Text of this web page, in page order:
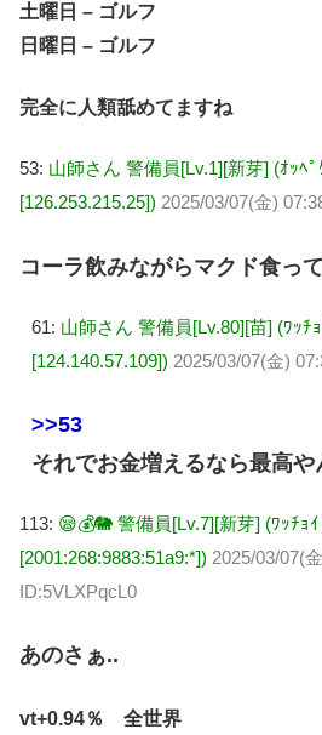
土曜日 – ゴルフ
日曜日 – ゴルフ
完全に人類舐めてますね
53: 山師さん 警備員[Lv.1][新芽] (ｵｯﾍ
[126.253.215.25]) 2025/03/07(金)
コーラ飲みながらマクド食っ
61: 山師さん 警備員[Lv.80][苗] (ﾜｯﾁ
[124.140.57.109]) 2025/03/07(金)
>>53
それでお金増えるなら最高や
113: 😪💰🐘 警備員[Lv.7][新芽] (ﾜｯﾁｮ
[2001:268:9883:51a9:*]) 2025/03/07(
ID:5VLXPqcL0
あのさぁ..
vt+0.94％ 全世界